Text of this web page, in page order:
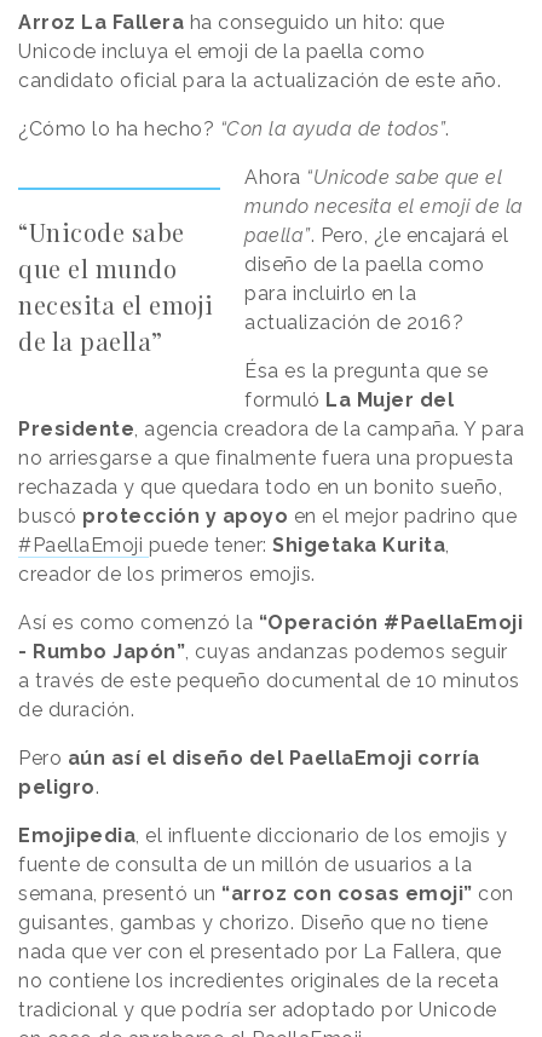
Arroz La Fallera ha conseguido un hito: que
Unicode incluya el emoji de la paella como
candidato oficial para la actualización de este año.
¿Cómo lo ha hecho? “Con la ayuda de todos”.
“Unicode sabe
que el mundo
necesita el emoji
de la paella”
Ahora “Unicode sabe que el
mundo necesita el emoji de la
paella”. Pero, ¿le encajará el
diseño de la paella como
para incluirlo en la
actualización de 2016?
Ésa es la pregunta que se
formuló La Mujer del
Presidente, agencia creadora de la campaña. Y para
no arriesgarse a que finalmente fuera una propuesta
rechazada y que quedara todo en un bonito sueño,
buscó protección y apoyo en el mejor padrino que
#PaellaEmoji puede tener: Shigetaka Kurita,
creador de los primeros emojis.
Así es como comenzó la “Operación #PaellaEmoji
- Rumbo Japón”, cuyas andanzas podemos seguir
a través de este pequeño documental de 10 minutos
de duración.
Pero aún así el diseño del PaellaEmoji corría
peligro.
Emojipedia, el influente diccionario de los emojis y
fuente de consulta de un millón de usuarios a la
semana, presentó un “arroz con cosas emoji” con
guisantes, gambas y chorizo. Diseño que no tiene
nada que ver con el presentado por La Fallera, que
no contiene los incredientes originales de la receta
tradicional y que podría ser adoptado por Unicode